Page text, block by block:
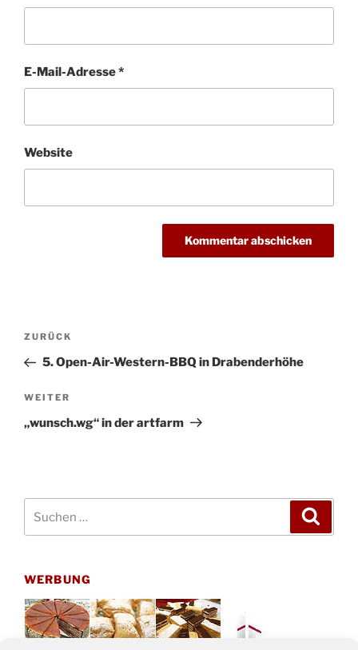
E-Mail-Adresse*
Website
Beitragsnavigation
Vorheriger
Beitrag
ZURÜCK
5. Open-Air-Western-BBQ in Drabenderhöhe
Nächster
Beitrag
WEITER
„wunsch.wg“ in der artfarm
WERBUNG